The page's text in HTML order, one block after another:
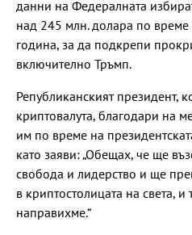
данни на Федералната
над 245 млн. долара по време
година, за да подкрепи
включително Тръмп.
Републиканският президент,
криптовалута, благодари на
им по време на
като заяви: „Обещах, че ще
свобода и лидерство и ще
в криптостолицата на света, и
направихме.“